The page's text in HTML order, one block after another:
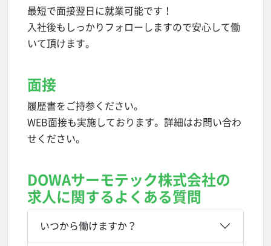
最短で面接翌日に就業可能です！
入社後もしっかりフォローしますので安心して働
いて頂けます。
面接
履歴書をご持参ください。
WEB面接も実施しております。詳細はお問い合わ
せください。
DOWAサーモテック株式会社の
求人に関するよくある質問
いつから働けますか？